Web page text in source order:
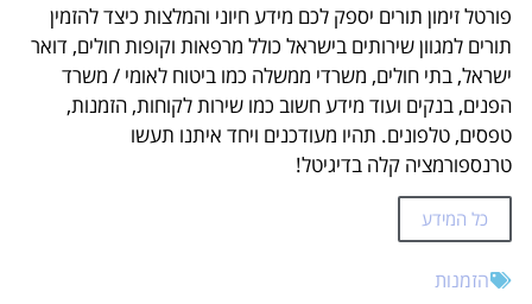
פורטל זימון תורים יספק לכם מידע חיוני והמלצות כיצד להזמין
תורים למגוון שירותים בישראל כולל מרפאות וקופות חולים, דואר
ישראל, בתי חולים, משרדי ממשלה כמו ביטוח לאומי / משרד
הפנים, בנקים ועוד מידע חשוב כמו שירות לקוחות, הזמנות,
טפסים, טלפונים. תהיו מעודכנים ויחד איתנו תעשו
טרנספורמציה קלה בדיגיטל!
כל המידע
הזמנות